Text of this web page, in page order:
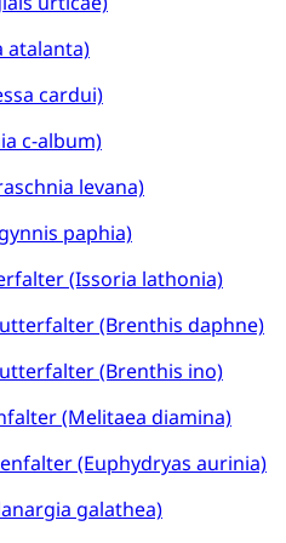
atalanta)
cardui)
c-album)
levana)
paphia)
(Issoria lathonia)
(Brenthis daphne)
(Brenthis ino)
(Melitaea diamina)
(Euphydryas aurinia)
galathea)
Wehrpflichtersatzabgabe
Armee
Katastrophenhilfe, Polizei,
öffentliche Ordnung
Waffenschein, Waffenbüro,